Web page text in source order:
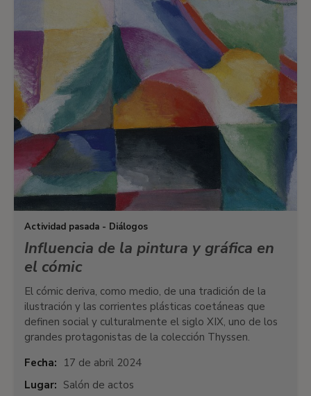
Actividad pasada - Diálogos
Influencia de la pintura y gráfica en
el cómic
El cómic deriva, como medio, de una tradición de la
ilustración y las corrientes plásticas coetáneas que
definen social y culturalmente el siglo XIX, uno de los
grandes protagonistas de la colección Thyssen.
Fecha: 17 de abril 2024
Lugar: Salón de actos